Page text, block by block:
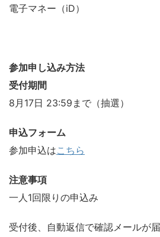
電子マネー（iD）
参加申し込み方法
受付期間
8月17日 23:59まで（抽選）
申込フォーム
参加申込はこちら
注意事項
一人1回限りの申込み
受付後、自動返信で確認メールが